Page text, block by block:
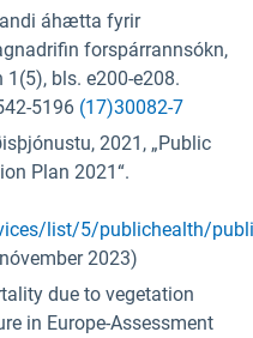
áhætta fyrir
forspárrannsókn,
bls. e200-e208.
5196 (17)30082-7
2021, „Public
Plan 2021“.
list/5/publichealth/
2023)
due to vegetation
in Europe-Assessment